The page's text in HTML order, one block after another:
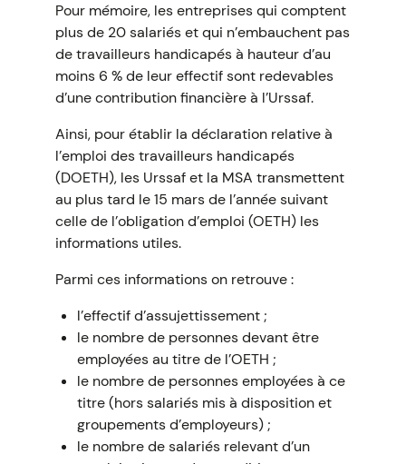
Pour mémoire, les entreprises qui comptent
plus de 20 salariés et qui n’embauchent pas
de travailleurs handicapés à hauteur d’au
moins 6 % de leur effectif sont redevables
d’une contribution financière à l’Urssaf.
Ainsi, pour établir la déclaration relative à
l’emploi des travailleurs handicapés
(DOETH), les Urssaf et la MSA transmettent
au plus tard le 15 mars de l’année suivant
celle de l’obligation d’emploi (OETH) les
informations utiles.
Parmi ces informations on retrouve :
l’effectif d’assujettissement ;
le nombre de personnes devant être
employées au titre de l’OETH ;
le nombre de personnes employées à ce
titre (hors salariés mis à disposition et
groupements d’employeurs) ;
le nombre de salariés relevant d’un